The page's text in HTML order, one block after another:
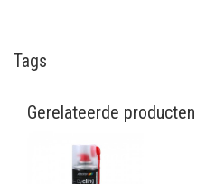
Tags
Gerelateerde producten